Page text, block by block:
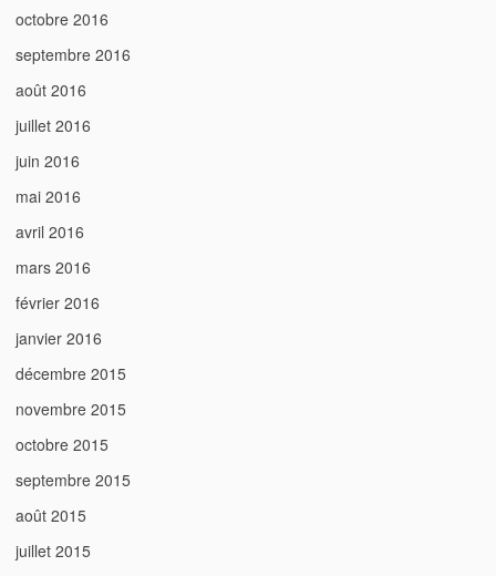
octobre 2016
septembre 2016
août 2016
juillet 2016
juin 2016
mai 2016
avril 2016
mars 2016
février 2016
janvier 2016
décembre 2015
novembre 2015
octobre 2015
septembre 2015
août 2015
juillet 2015